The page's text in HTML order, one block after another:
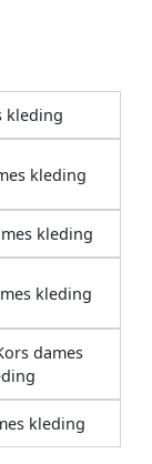
kleding
kleding
kleding
kleding
dames
kleding